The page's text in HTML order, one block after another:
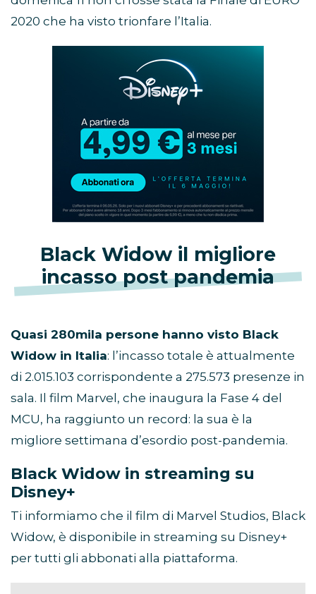
2020 che ha visto trionfare l’Italia.
promozione
Black Widow il migliore
incasso post pandemia
Quasi 280mila persone hanno visto Black
Widow in Italia: l’incasso totale è attualmente
di 2.015.103 corrispondente a 275.573 presenze in
sala. Il film Marvel, che inaugura la Fase 4 del
MCU, ha raggiunto un record: la sua è la
migliore settimana d’esordio post-pandemia.
Black Widow in streaming su
Disney+
Ti informiamo che il film di Marvel Studios, Black
Widow, è disponibile in streaming su Disney+
per tutti gli abbonati alla piattaforma.